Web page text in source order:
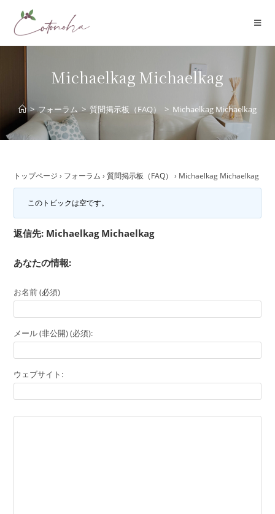
Michaelkag Michaelkag
> フォーラム > 質問掲示板（FAQ） > Michaelkag Michaelkag
トップページ › フォーラム › 質問掲示板（FAQ） › Michaelkag Michaelkag
このトピックは空です。
返信先: Michaelkag Michaelkag
あなたの情報:
お名前 (必須)
メール (非公開) (必須):
ウェブサイト: